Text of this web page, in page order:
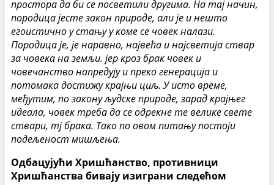
простора да би се посветили другима. На тај начин,
породица јесте закон природе, али је и нешто
егоистично у стању у коме се човек налази.
Породица је, је наравно, највећа и најсветија ствар
за човека на земљи. јер кроз брак човек и
човечанство напредују и преко генерација и
потомака достижу крајњи циљ. У исто време,
међутим, по закону људске природе, зарад крајњег
идеала, човек треба да се одрекне те велике свете
ствари, тј брака. Тако по овом питању постоји
подељеност мишљења.
Одбацујући Хришћанство, противници
Хришћанства бивају изиграни следећом